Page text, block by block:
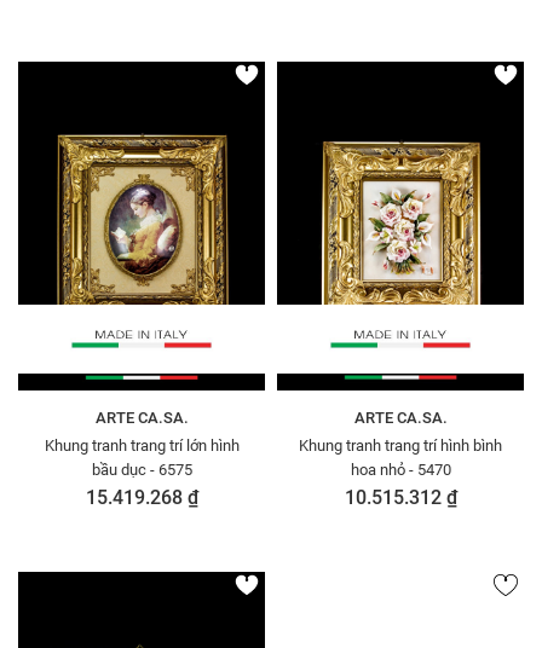
ARTE CA.SA.
Khung tranh trang trí lớn hình
bầu dục - 6575
15.419.268 ₫
ARTE CA.SA.
Khung tranh trang trí hình bình
hoa nhỏ - 5470
10.515.312 ₫